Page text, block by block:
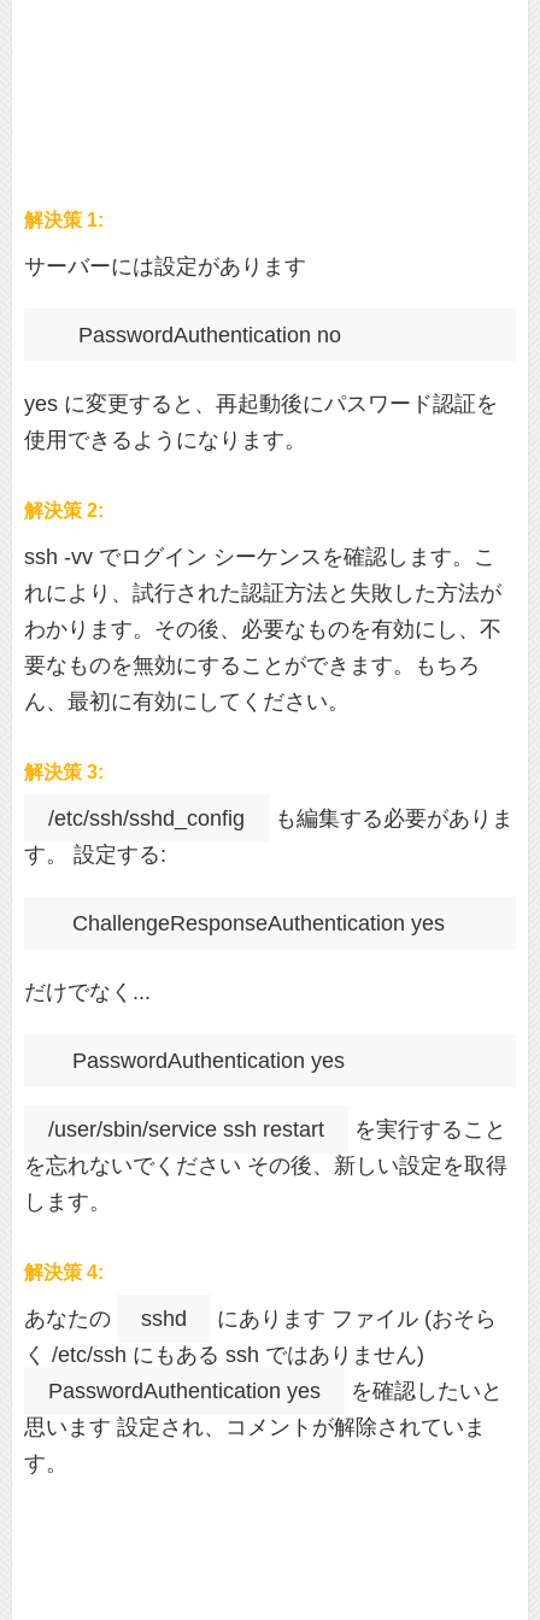
解決策 1:
サーバーには設定があります
yes に変更すると、再起動後にパスワード認証を
使用できるようになります。
解決策 2:
ssh -vv でログイン シーケンスを確認します。こ
れにより、試行された認証方法と失敗した方法が
わかります。その後、必要なものを有効にし、不
要なものを無効にすることができます。もちろ
ん、最初に有効にしてください。
解決策 3:
/etc/ssh/sshd_config
も編集する必要がありま
す。 設定する:
だけでなく...
/user/sbin/service ssh restart
を実行すること
を忘れないでください その後、新しい設定を取得
します。
解決策 4:
あなたの sshd
にあります ファイル (おそら
く /etc/ssh にもある ssh ではありません)
PasswordAuthentication yes
を確認したいと
思います 設定され、コメントが解除されていま
す。